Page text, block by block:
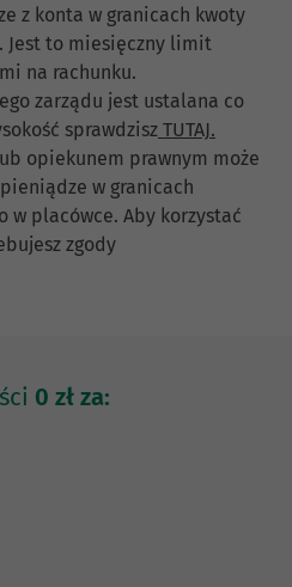
z konta w granicach kwoty
Jest to miesięczny limit
na rachunku.
zarządu jest ustalana co
sprawdzisz TUTAJ.
opiekunem prawnym może
w granicach
w placówce. Aby korzystać
zgody
0 zł za: